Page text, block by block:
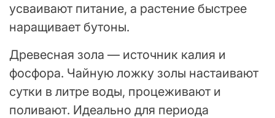
усваивают питание, а растение быстрее
наращивает бутоны.
Древесная зола — источник калия и
фосфора. Чайную ложку золы настаивают
сутки в литре воды, процеживают и
поливают. Идеально для периода